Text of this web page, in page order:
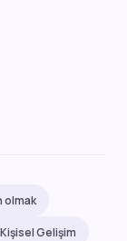
olmak
Gelişim